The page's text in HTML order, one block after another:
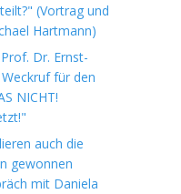
(Vortrag und
Hartmann)
Dr. Ernst-
für den
NICHT!
auch die
gewonnen
mit Daniela